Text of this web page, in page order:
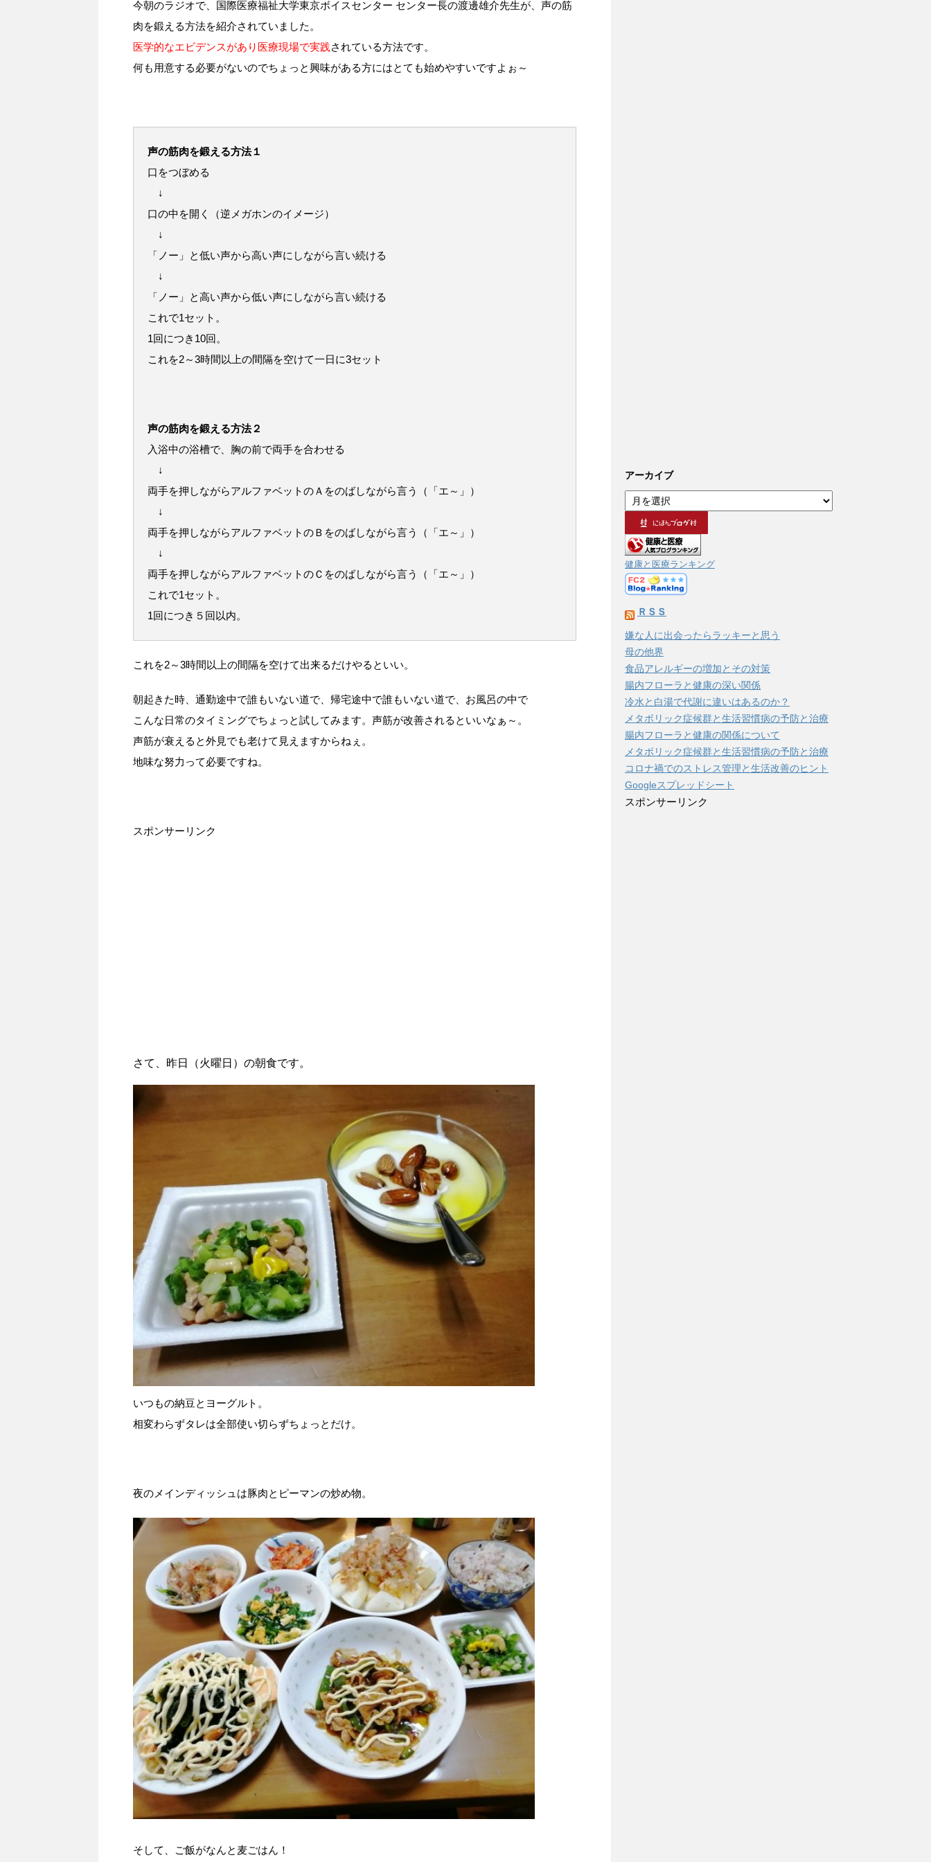
今朝のラジオで、国際医療福祉大学東京ボイスセンター センター長の渡邊雄介先生が、声の筋
肉を鍛える方法を紹介されていました。
医学的なエビデンスがあり医療現場で実践されている方法です。
何も用意する必要がないのでちょっと興味がある方にはとても始めやすいですよぉ～
声の筋肉を鍛える方法１
口をつぼめる
↓
口の中を開く（逆メガホンのイメージ）
↓
「ノー」と低い声から高い声にしながら言い続ける
↓
「ノー」と高い声から低い声にしながら言い続ける
これで1セット。
1回につき10回。
これを2～3時間以上の間隔を空けて一日に3セット
声の筋肉を鍛える方法２
入浴中の浴槽で、胸の前で両手を合わせる
↓
両手を押しながらアルファベットのＡをのばしながら言う（「エ～」）
↓
両手を押しながらアルファベットのＢをのばしながら言う（「エ～」）
↓
両手を押しながらアルファベットのＣをのばしながら言う（「エ～」）
これで1セット。
1回につき５回以内。
これを2～3時間以上の間隔を空けて出来るだけやるといい。
朝起きた時、通勤途中で誰もいない道で、帰宅途中で誰もいない道で、お風呂の中で
こんな日常のタイミングでちょっと試してみます。声筋が改善されるといいなぁ～。
声筋が衰えると外見でも老けて見えますからねぇ。
地味な努力って必要ですね。
スポンサーリンク
さて、昨日（火曜日）の朝食です。
いつもの納豆とヨーグルト。
相変わらずタレは全部使い切らずちょっとだけ。
夜のメインディッシュは豚肉とピーマンの炒め物。
そして、ご飯がなんと麦ごはん！
アーカイブ
ー
カ
イ
ブ
健康と医療ランキング
ＲＳＳ
嫌な人に出会ったらラッキーと思う
母の他界
食品アレルギーの増加とその対策
腸内フローラと健康の深い関係
冷水と白湯で代謝に違いはあるのか？
メタボリック症候群と生活習慣病の予防と治療
腸内フローラと健康の関係について
メタボリック症候群と生活習慣病の予防と治療
コロナ禍でのストレス管理と生活改善のヒント
Googleスプレッドシート
スポンサーリンク